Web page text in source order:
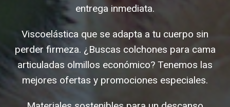
entrega inmediata.
Viscoelástica que se adapta a tu cuerpo sin
perder firmeza. ¿Buscas colchones para cama
articuladas olmillos económico? Tenemos las
mejores ofertas y promociones especiales.